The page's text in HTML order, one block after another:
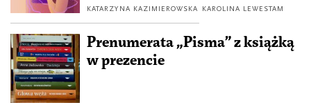
KATARZYNA KAZIMIEROWSKA KAROLINA LEWESTAM
Prenumerata „Pisma” z książką
w prezencie